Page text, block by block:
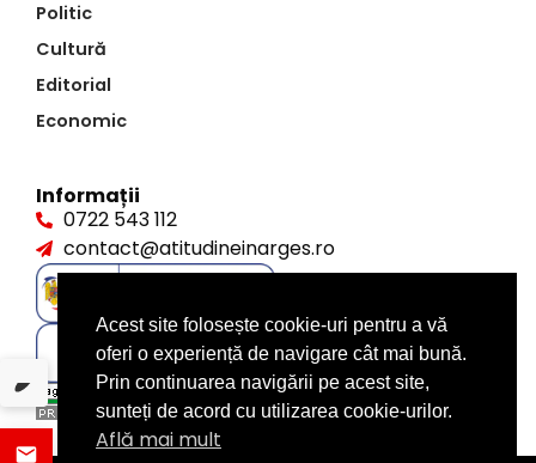
Politic
Cultură
Editorial
Economic
Informații
0722 543 112
contact@atitudineinarges.ro
Acest site folosește cookie-uri pentru a vă
oferi o experiență de navigare cât mai bună.
Prin continuarea navigării pe acest site,
sunteți de acord cu utilizarea cookie-urilor.
Află mai mult